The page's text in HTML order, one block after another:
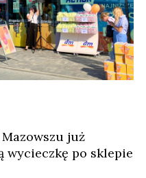
już
wycieczkę po sklepie